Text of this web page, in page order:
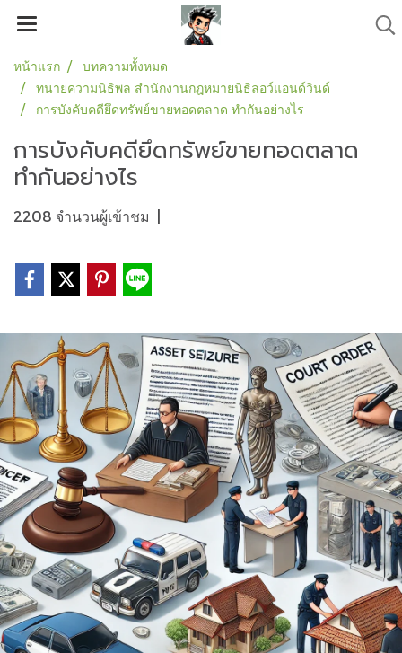
หน้าแรก
บทความทั้งหมด
ทนายความนิธิพล สำนักงานกฎหมายนิธิลอว์แอนด์วินด์
การบังคับคดียึดทรัพย์ขายทอดตลาด ทำกันอย่างไร
การบังคับคดียึดทรัพย์ขายทอดตลาด
ทำกันอย่างไร
2208 จำนวนผู้เข้าชม